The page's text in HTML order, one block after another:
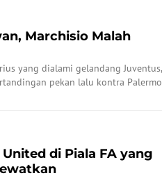
Marchisio Malah
yang dialami gelandang Juventus,
pekan lalu kontra
di Piala FA yang